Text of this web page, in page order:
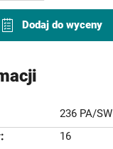
Dodaj do wyceny
236 PA/SW
16